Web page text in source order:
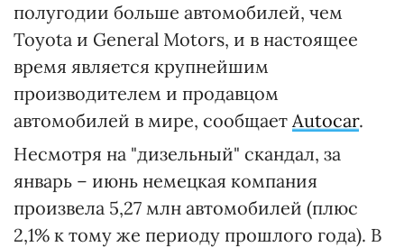
полугодии больше автомобилей, чем
Toyota и General Motors, и в настоящее
время является крупнейшим
производителем и продавцом
автомобилей в мире, сообщает Autocar.
Несмотря на "дизельный" скандал, за
январь – июнь немецкая компания
произвела 5,27 млн автомобилей (плюс
2,1% к тому же периоду прошлого года). В